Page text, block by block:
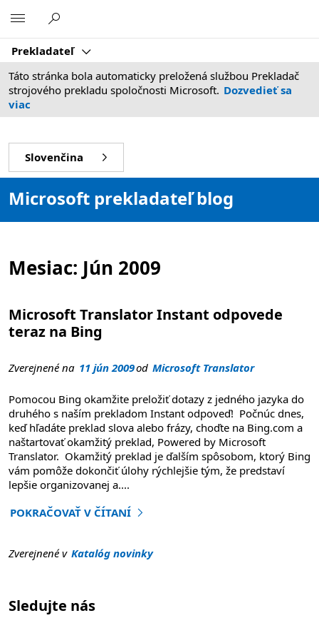
Prekladateľ
Táto stránka bola automaticky preložená službou Prekladač
strojového prekladu spoločnosti Microsoft. Dozvedieť sa
viac
Slovenčina
Microsoft prekladateľ blog
Mesiac: Jún 2009
Microsoft Translator Instant odpovede
teraz na Bing
Zverejnené na 11 jún 2009od Microsoft Translator
Pomocou Bing okamžite preložiť dotazy z jedného jazyka do
druhého s naším prekladom Instant odpoveď! Počnúc dnes,
keď hľadáte preklad slova alebo frázy, choďte na Bing.com a
naštartovať okamžitý preklad, Powered by Microsoft
Translator. Okamžitý preklad je ďalším spôsobom, ktorý Bing
vám pomôže dokončiť úlohy rýchlejšie tým, že predstaví
lepšie organizovanej a....
POKRAČOVAŤ V ČÍTANÍ
"Microsoft Translator Instant odpovede teraz na Bing"
Zverejnené v Katalóg novinky
Sledujte nás